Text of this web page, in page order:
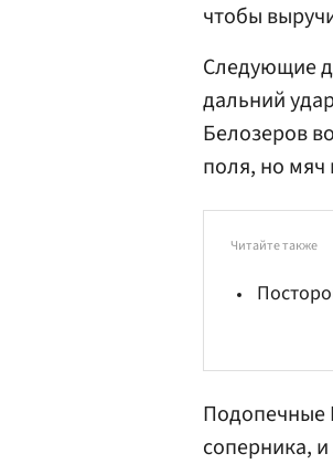
чтобы
Следующие
дальний
Белозеров
поля, но
Читайте также
Подопечные
соперника,